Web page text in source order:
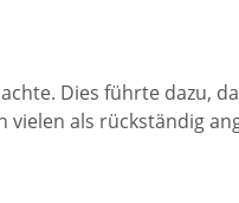
Dies führte dazu,
als rückständig